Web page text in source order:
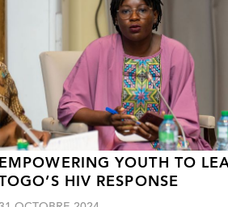
EMPOWERING YOUTH TO
TOGO’S HIV RESPONSE